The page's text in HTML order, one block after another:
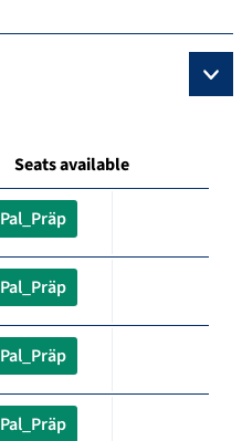
Seats available
Pal_Präp
Pal_Präp
Pal_Präp
Pal_Präp